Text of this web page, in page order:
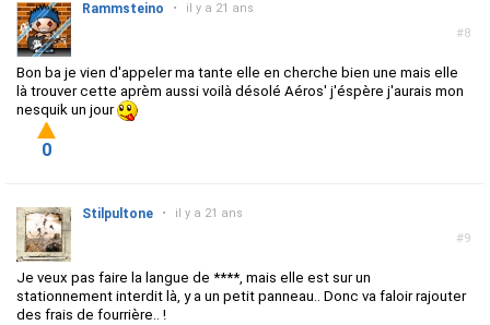
#8
Rammsteino • il y a 21 ans
Bon ba je vien d'appeler ma tante elle en cherche bien une mais elle
là trouver cette aprèm aussi voilà désolé Aéros' j'éspère j'aurais mon
nesquik un jour
0
#9
Stilpultone • il y a 21 ans
Je veux pas faire la langue de ****, mais elle est sur un
stationnement interdit là, y a un petit panneau.. Donc va faloir rajouter
des frais de fourrière.. !